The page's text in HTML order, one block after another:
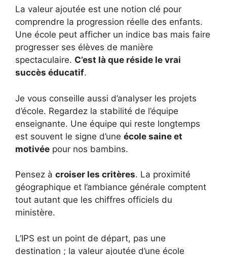
La valeur ajoutée est une notion clé pour
comprendre la progression réelle des enfants.
Une école peut afficher un indice bas mais faire
progresser ses élèves de manière
spectaculaire. C’est là que réside le vrai
succès éducatif.
Je vous conseille aussi d’analyser les projets
d’école. Regardez la stabilité de l’équipe
enseignante. Une équipe qui reste longtemps
est souvent le signe d’une école saine et
motivée pour nos bambins.
Pensez à croiser les critères. La proximité
géographique et l’ambiance générale comptent
tout autant que les chiffres officiels du
ministère.
L’IPS est un point de départ, pas une
destination ; la valeur ajoutée d’une école